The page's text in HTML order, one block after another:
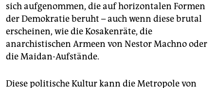
sich aufgenommen, die auf horizontalen Formen
der Demokratie beruht – auch wenn diese brutal
erscheinen, wie die Kosakenräte, die
anarchistischen Armeen von Nestor Machno oder
die Maidan-Aufstände.
Diese politische Kultur kann die Metropole von